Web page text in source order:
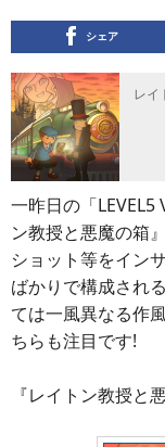
シェア
レイ
一昨日の「
ン教授と悪魔の箱
ショット等をイン
ばかりで構成され
ては一風異なる作
ちらも注目です!
『レイトン教授と